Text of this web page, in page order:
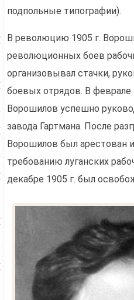
подпольные типографии).
В революцию 1905 г.
революционных боев
организовывал стачки,
боевых отрядов. В феврале
Ворошилов успешно
завода Гартмана. После
Ворошилов был арестован
требованию луганских
декабре 1905 г. был